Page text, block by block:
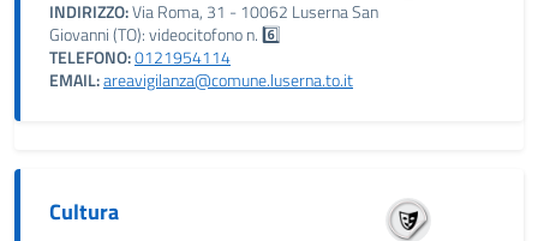
INDIRIZZO:Via Roma, 31 - 10062 Luserna San
Giovanni (TO): videocitofono n. 6️⃣
TELEFONO:0121954114
EMAIL:areavigilanza@comune.luserna.to.it
Cultura